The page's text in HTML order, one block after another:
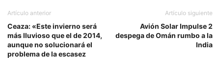
Artículo anterior
Ceaza: «Este invierno será
más lluvioso que el de 2014,
aunque no solucionará el
problema de la escasez
Artículo siguiente
Avión Solar Impulse 2
despega de Omán rumbo a la
India